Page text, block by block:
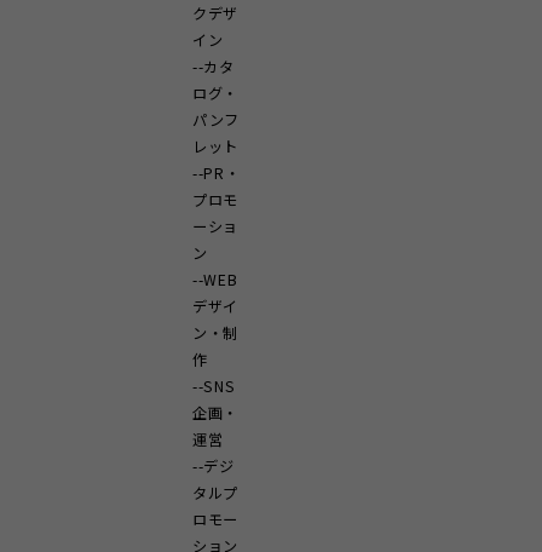
クデザ
イン
カタ
ログ・
パンフ
レット
PR・
プロモ
ーショ
ン
WEB
デザイ
ン・制
作
SNS
企画・
運営
デジ
タルプ
ロモー
ション